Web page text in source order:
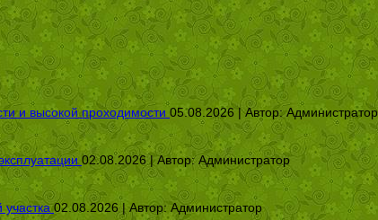
и высокой проходимости 05.08.2026 | Автор:Администратор
02.08.2026 | Автор:Администратор
02.08.2026 | Автор:Администратор